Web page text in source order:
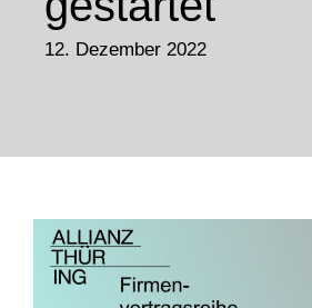
12. Dezember 2022